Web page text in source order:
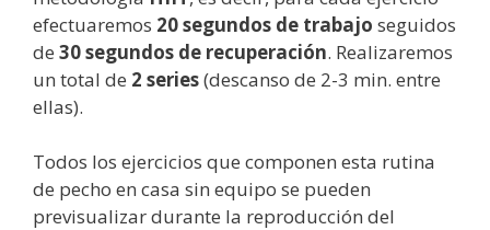
efectuaremos 20 segundos de trabajo seguidos
de 30 segundos de recuperación. Realizaremos
un total de 2 series(descanso de 2-3 min. entre
ellas).
Todos los ejercicios que componen esta rutina
de pecho en casa sin equipo se pueden
previsualizar durante la reproducción del